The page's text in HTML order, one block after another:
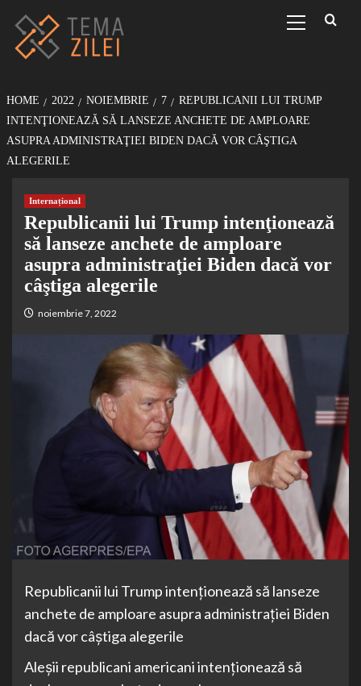
conținut
Menu
HOME 2022 NOIEMBRIE 7
REPUBLICANII LUI TRUMP
INTENŢIONEAZĂ SĂ LANSEZE ANCHETE DE AMPLOARE
ASUPRA ADMINISTRAŢIEI BIDEN DACĂ VOR CÂŞTIGA
ALEGERILE
Internațional
Republicanii lui Trump intenţionează
să lanseze anchete de amploare
asupra administraţiei Biden dacă vor
câştiga alegerile
noiembrie 7, 2022
Republicanii lui Trump intenţionează să lanseze
anchete de amploare asupra administraţiei Biden
dacă vor câştiga alegerile
Aleşii republicani americani intenţionează să